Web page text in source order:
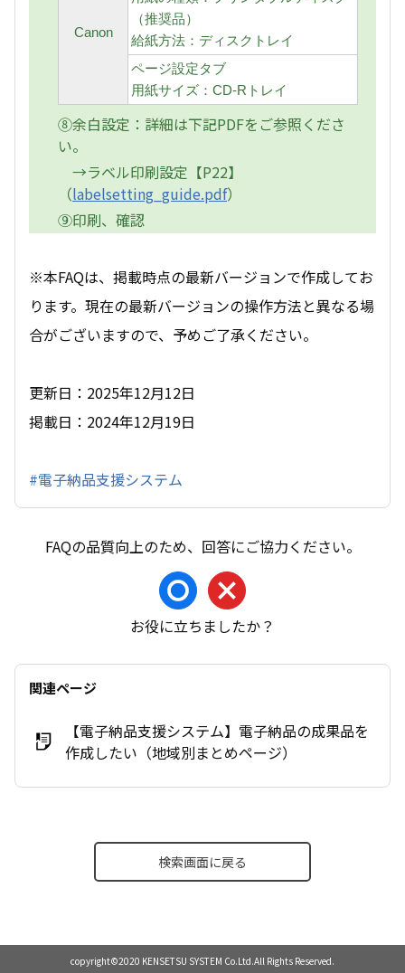
Canon
（推奨品）
給紙方法：ディスクトレイ
ページ設定タブ
用紙サイズ：CD-Rトレイ
⑧余白設定：詳細は下記PDFをご参照くださ
い。
→ラベル印刷設定【P22】
（labelsetting_guide.pdf）
⑨印刷、確認
※本FAQは、掲載時点の最新バージョンで作成してお
ります。現在の最新バージョンの操作方法と異なる場
合がございますので、予めご了承ください。
更新日：2025年12月12日
掲載日：2024年12月19日
#電子納品支援システム
お役に立ちましたか？
関連ページ
【電子納品支援システム】電子納品の成果品を
作成したい（地域別まとめページ）
検索画面に戻る
copyright©2020 KENSETSU SYSTEM Co.Ltd.All Rights Reserved.